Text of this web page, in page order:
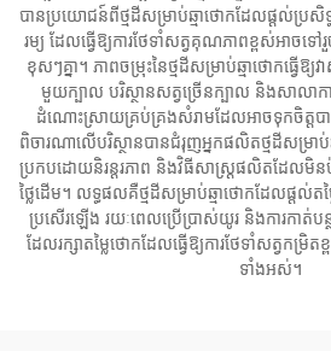
បាន​ប្រយោជន៍​ពី​ថ្មដីសម្រាប់ឆ្មាថោក​ដែល​ផ្តល់​ប្រសិទ្ធ
រម្យ ដែល​ធ្វើឱ្យ​ការ​ថែទាំ​សត្វ​គុណភាព​ខ្ពស់​អាច​ទ
ខុសៗគ្នា។ ភាព​ចម្រុះ​នៃ​ថ្មដីសម្រាប់ឆ្មាថោក​ធ្វើឱ្យ​
មួយ​ក្បាល បរិស្ថាន​សត្វ​ច្រើន​ក្បាល និង​សាលាក
ដំណោះស្រាយ​គ្រប់គ្រង​សំរាម​ដែល​អាច​ទុក​ចិត្ត​ប
ពិចារណា​លើ​បរិស្ថាន​បាន​ជំរុញ​អ្នកផលិត​ថ្មដីសម្រាប់
ប្រកបដោយ​និរន្តរភាព និង​វិធីសាស្ត្រ​ផលិត​ដែល​មិន
ថ្លៃដើម។ លទ្ធផល​គឺ​ថ្មដីសម្រាប់ឆ្មាថោក​ដែល​ផ្តល់​តម្
ប្រសើរ​ឡើង រយៈពេល​ប្រើប្រាស់​យូរ និង​ការ​កា
ដែល​រក្សា​តម្លៃ​ថោក​ដែល​ធ្វើឱ្យ​ការ​ថែទាំ​សត្វ​កម្រិ
ទាំងអស់។